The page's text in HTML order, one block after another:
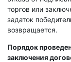
торгов или
задаток
возвращается.
Порядок
заключения